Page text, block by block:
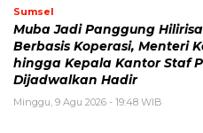
Sumsel
Muba Jadi Panggung
Berbasis Koperasi, Menteri
hingga Kepala Kantor Staf
Dijadwalkan Hadir
Minggu, 9 Agu 2026 - 19:48 WIB